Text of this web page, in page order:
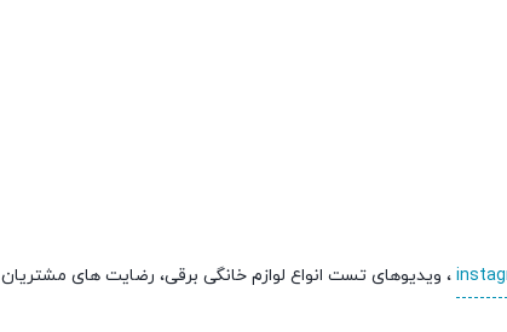
، ویدیوهای تست انواع لوازم خانگی برقی، رضایت های مشتریان